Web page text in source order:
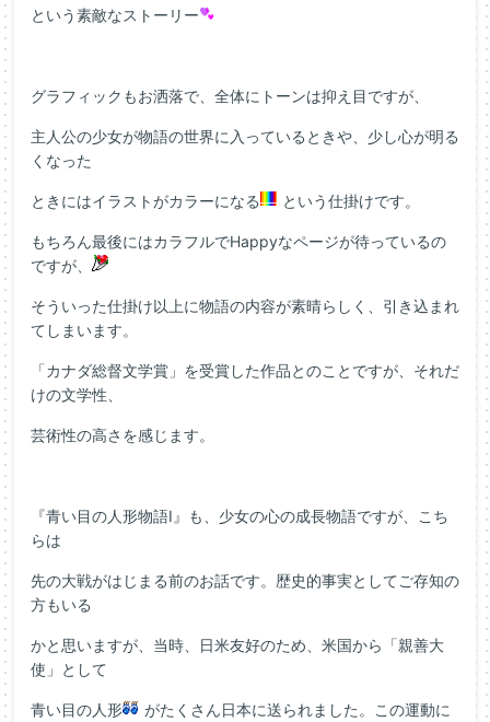
という素敵なストーリー
グラフィックもお洒落で、全体にトーンは抑え目ですが、
主人公の少女が物語の世界に入っているときや、少し心が明る
くなった
ときにはイラストがカラーになる という仕掛けです。
もちろん最後にはカラフルでHappyなページが待っているの
ですが、
そういった仕掛け以上に物語の内容が素晴らしく、引き込まれ
てしまいます。
「カナダ総督文学賞」を受賞した作品とのことですが、それだ
けの文学性、
芸術性の高さを感じます。
『青い目の人形物語Ⅰ』も、少女の心の成長物語ですが、こち
らは
先の大戦がはじまる前のお話です。歴史的事実としてご存知の
方もいる
かと思いますが、当時、日米友好のため、米国から「親善大
使」として
青い目の人形
がたくさん日本に送られました。この運動に